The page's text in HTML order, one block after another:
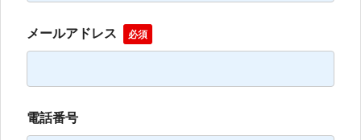
メールアドレス 必須
電話番号